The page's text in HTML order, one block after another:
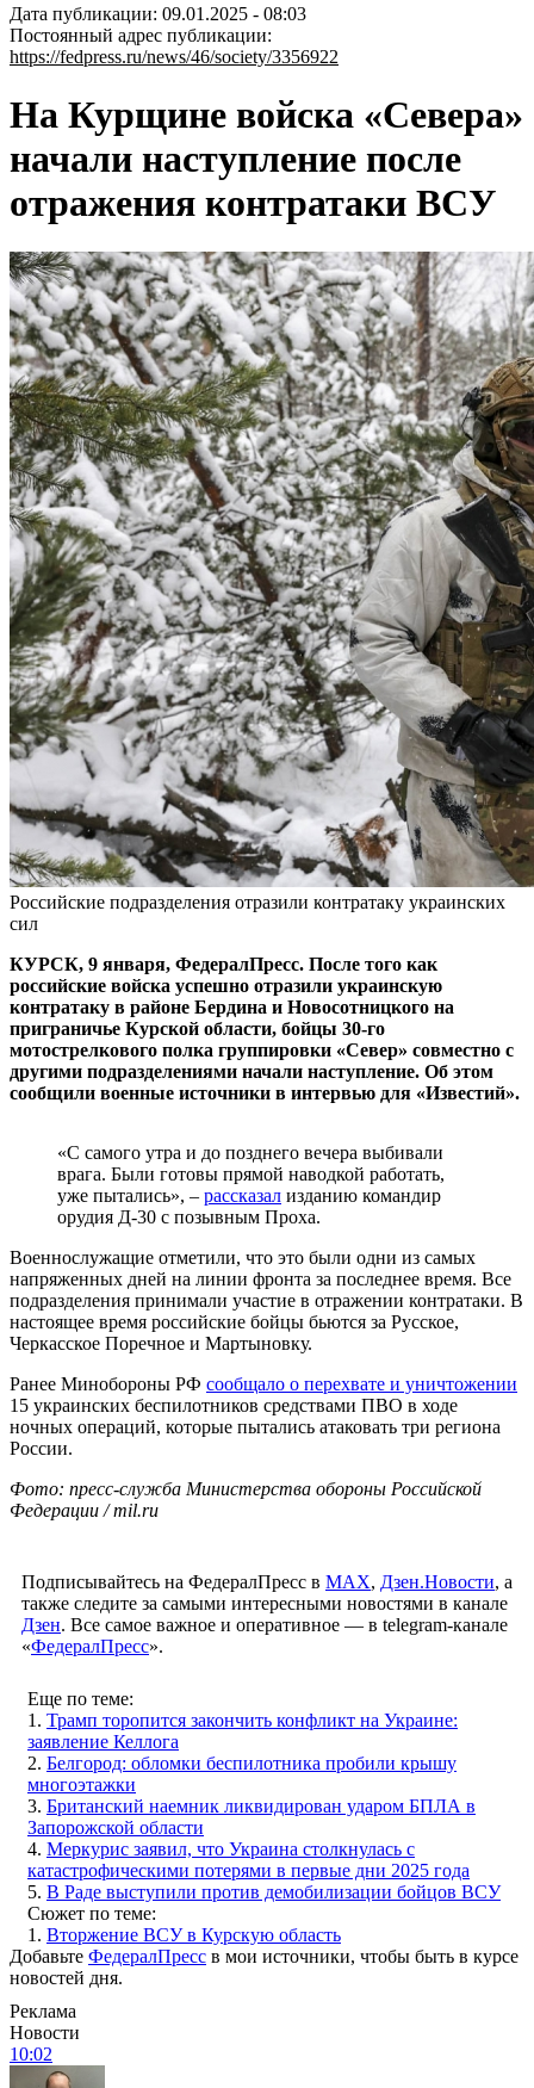
Дата публикации: 09.01.2025 - 08:03
Постоянный адрес публикации:
https://fedpress.ru/news/46/society/3356922
На Курщине войска «Севера»
начали наступление после
отражения контратаки ВСУ
Российские подразделения отразили контратаку украинских
сил
КУРСК, 9 января, ФедералПресс. После того как
российские войска успешно отразили украинскую
контратаку в районе Бердина и Новосотницкого на
приграничье Курской области, бойцы 30-го
мотострелкового полка группировки «Север» совместно с
другими подразделениями начали наступление. Об этом
сообщили военные источники в интервью для «Известий».
«С самого утра и до позднего вечера выбивали
врага. Были готовы прямой наводкой работать,
уже пытались», – рассказал изданию командир
орудия Д-30 с позывным Проха.
Военнослужащие отметили, что это были одни из самых
напряженных дней на линии фронта за последнее время. Все
подразделения принимали участие в отражении контратаки. В
настоящее время российские бойцы бьются за Русское,
Черкасское Поречное и Мартыновку.
Ранее Минобороны РФ сообщало о перехвате и уничтожении
15 украинских беспилотников средствами ПВО в ходе
ночных операций, которые пытались атаковать три региона
России.
Фото: пресс-служба Министерства обороны Российской
Федерации /mil.ru
Подписывайтесь на ФедералПресс в МАХ, Дзен.Новости, а
также следите за самыми интересными новостями в канале
Дзен. Все самое важное и оперативное — в telegram-канале
«ФедералПресс».
Еще по теме:
1. Трамп торопится закончить конфликт на Украине:
заявление Келлога
2. Белгород: обломки беспилотника пробили крышу
многоэтажки
3. Британский наемник ликвидирован ударом БПЛА в
Запорожской области
4. Меркурис заявил, что Украина столкнулась с
катастрофическими потерями в первые дни 2025 года
5. В Раде выступили против демобилизации бойцов ВСУ
Сюжет по теме:
1. Вторжение ВСУ в Курскую область
Добавьте ФедералПресс в мои источники, чтобы быть в курсе
новостей дня.
Реклама
Новости
10:02